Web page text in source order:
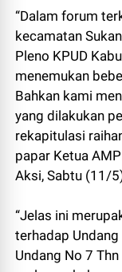
“Dalam forum
kecamatan
Pleno KPUD
menemukan
Bahkan kami
yang dilakukan
rekapitulasi
papar Ketua
Aksi, Sabtu (11/
“Jelas ini
terhadap
Undang No 7